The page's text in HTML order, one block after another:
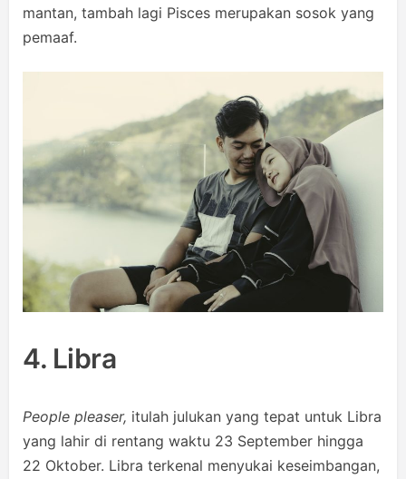
mantan, tambah lagi Pisces merupakan sosok yang
pemaaf.
4. Libra
People pleaser, itulah julukan yang tepat untuk Libra
yang lahir di rentang waktu 23 September hingga
22 Oktober. Libra terkenal menyukai keseimbangan,